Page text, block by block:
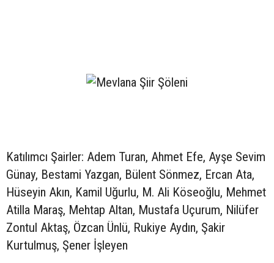
Katılımcı Şairler: Adem Turan, Ahmet Efe, Ayşe Sevim
Günay, Bestami Yazgan, Bülent Sönmez, Ercan Ata,
Hüseyin Akın, Kamil Uğurlu, M. Ali Köseoğlu, Mehmet
Atilla Maraş, Mehtap Altan, Mustafa Uçurum, Nilüfer
Zontul Aktaş, Özcan Ünlü, Rukiye Aydın, Şakir
Kurtulmuş, Şener İşleyen